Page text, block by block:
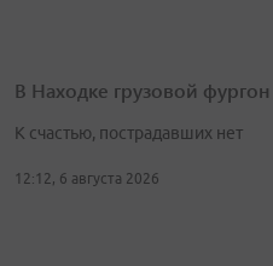
В Находке грузовой
К счастью, пострадавших нет
12:12, 6 августа 2026